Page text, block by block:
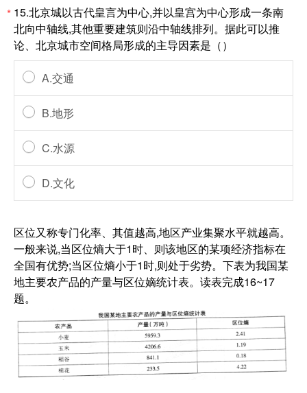
* 15.北京城以古代皇言为中心,并以皇宫为中心形成一条南
北向中轴线,其他重要建筑则沿中轴线排列。据此可以推
论、北京城市空间格局形成的主导因素是（）
A.交通
B.地形
C.水源
D.文化
区位又称专门化率、其值越高,地区产业集聚水平就越高。
一般来说,当区位熵大于1时、则该地区的某项经济指标在
全国有优势;当区位熵小于1时,则处于劣势。下表为我国某
地主要农产品的产量与区位嫡统计表。读表完成16~17
题。